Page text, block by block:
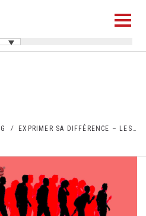
EXPRIMER SA DIFFÉRENCE – LES…